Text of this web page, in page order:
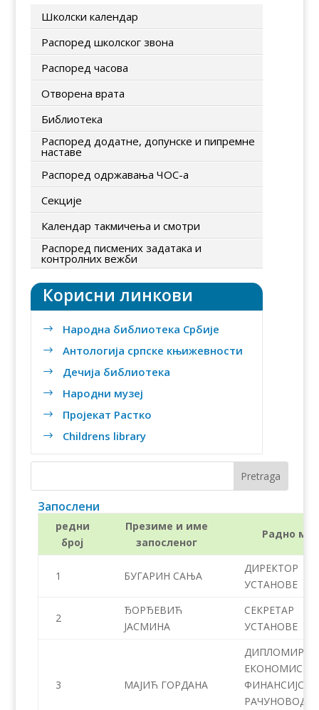
Школски календар
Распоред школског звона
Распоред часова
Отворена врата
Библиотека
Распоред додатне, допунске и пипремне
наставе
Распоред одржавања ЧОС-а
Секције
Календар такмичења и смотри
Распоред писмених задатака и
контролних вежби
Корисни линкови
$ Народна библиотека Србије
$ Антологија српске књижевности
$ Дечија библиотека
$ Народни музеј
$ Пројекат Растко
$ Childrens library
Запослени
редни
број
Презиме и име
запосленог
Радно
1 БУГАРИН САЊА
ДИРЕКТОР
УСТАНОВЕ
2
ЂОРЂЕВИЋ
ЈАСМИНА
СЕКРЕТАР
УСТАНОВЕ
3 МАЈИЋ ГОРДАНА
ЕКОНОМИСТА